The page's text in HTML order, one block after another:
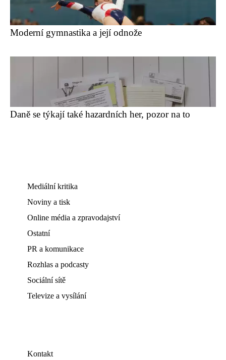
Moderní gymnastika a její odnože
Daně se týkají také hazardních her, pozor na to
Mediální kritika
Noviny a tisk
Online média a zpravodajství
Ostatní
PR a komunikace
Rozhlas a podcasty
Sociální sítě
Televize a vysílání
Kontakt